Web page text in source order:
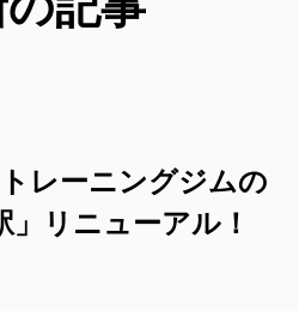
レーニングジムの
」リニューアル！